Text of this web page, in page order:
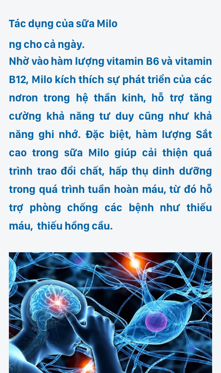
Tác dụng của sữa Milo
ng cho cả ngày.
Nhờ vào hàm lượng vitamin B6 và vitamin
B12, Milo kích thích sự phát triển của các
nơron trong hệ thần kinh, hỗ trợ tăng
cường khả năng tư duy cũng như khả
năng ghi nhớ. Đặc biệt, hàm lượng Sắt
cao trong sữa Milo giúp cải thiện quá
trình trao đổi chất, hấp thụ dinh dưỡng
trong quá trình tuần hoàn máu, từ đó hỗ
trợ phòng chống các bệnh như thiếu
máu, thiếu hồng cầu.